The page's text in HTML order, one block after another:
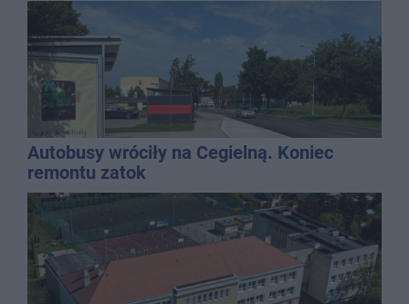
Autobusy wróciły na Cegielną. Koniec
remontu zatok